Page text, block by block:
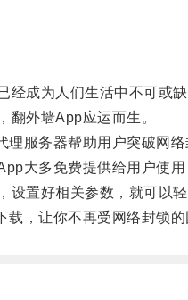
成为人们生活中不可或缺
外墙App应运而生。
务器帮助用户突破网络
大多免费提供给用户使用
置好相关参数，就可以轻
，让你不再受网络封锁的